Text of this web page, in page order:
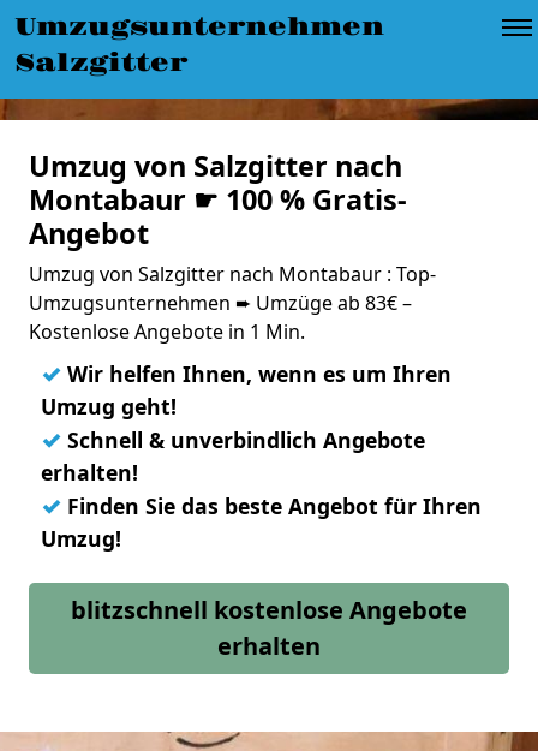
Umzugsunternehmen
Salzgitter
Umzug von Salzgitter nach
Montabaur ☛ 100 % Gratis-
Angebot
Umzug von Salzgitter nach Montabaur : Top-
Umzugsunternehmen ➨ Umzüge ab 83€ –
Kostenlose Angebote in 1 Min.
✓ Wir helfen Ihnen, wenn es um Ihren
Umzug geht!
✓ Schnell & unverbindlich Angebote
erhalten!
✓ Finden Sie das beste Angebot für Ihren
Umzug!
blitzschnell kostenlose Angebote
erhalten